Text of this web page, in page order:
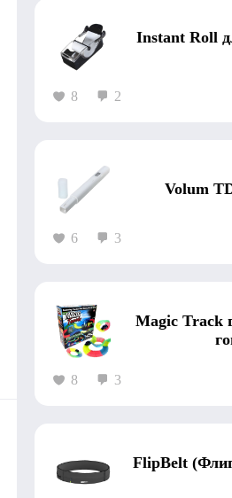
Instant Roll
8 2
Volum
6 3
Magic Track
8 3
FlipBelt